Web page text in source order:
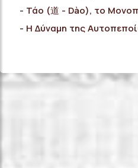
Τάο (道 - Dào), το
Η Δύναμη της